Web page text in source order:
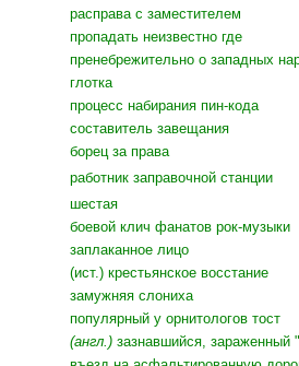
расправа с заместителем
пропадать неизвестно где
пренебрежительно о западных
глотка
процесс набирания пин-кода
составитель завещания
борец за права
работник заправочной станции
шестая
боевой клич фанатов рок-музыки
заплаканное лицо
(ист.) крестьянское восстание
замужняя слониха
популярный у орнитологов тост
(англ.) зазнавшийся, зараженный